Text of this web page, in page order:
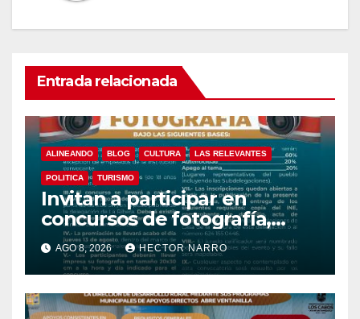
Entrada relacionada
ALINEANDO BLOG CULTURA LAS RELEVANTES
POLITICA TURISMO
Invitan a participar en
concursos de fotografía,
canto y pintura de las Fiestas
Tradicionales La Ribera 2026
AGO 8, 2026 HECTOR NARRO